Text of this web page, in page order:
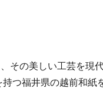
その美しい工芸を現
持つ福井県の越前和